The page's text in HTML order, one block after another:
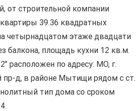
от строительной компании
39.36 квадратных
четырнадцатом этаже двадцати
балкона, площадь кухни 12 кв.м.
расположен по адресу: МО, г.
д, в районе Мытищи рядом с ст.
тип дома со сроком